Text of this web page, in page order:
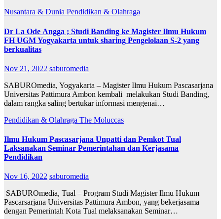
Nusantara & Dunia Pendidikan & Olahraga
Dr La Ode Angga ; Studi Banding ke Magister Ilmu Hukum
FH UGM Yogyakarta untuk sharing Pengelolaan S-2 yang
berkualitas
Nov 21, 2022 saburomedia
SABUROmedia, Yogyakarta – Magister Ilmu Hukum Pascasarjana
Universitas Pattimura Ambon kembali melakukan Studi Banding,
dalam rangka saling bertukar informasi mengenai…
Pendidikan & Olahraga The Moluccas
Ilmu Hukum Pascasarjana Unpatti dan Pemkot Tual
Laksanakan Seminar Pemerintahan dan Kerjasama
Pendidikan
Nov 16, 2022 saburomedia
SABUROmedia, Tual – Program Studi Magister Ilmu Hukum
Pascarsarjana Universitas Pattimura Ambon, yang bekerjasama
dengan Pemerintah Kota Tual melaksanakan Seminar…